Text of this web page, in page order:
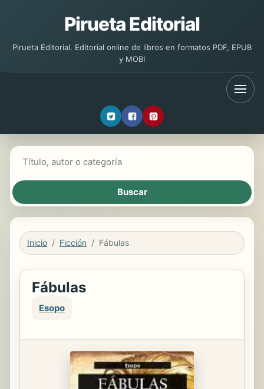
Pirueta Editorial
Pirueta Editorial. Editorial online de libros en formatos PDF, EPUB
y MOBI
Inicio Ficción Fábulas
Fábulas
Esopo